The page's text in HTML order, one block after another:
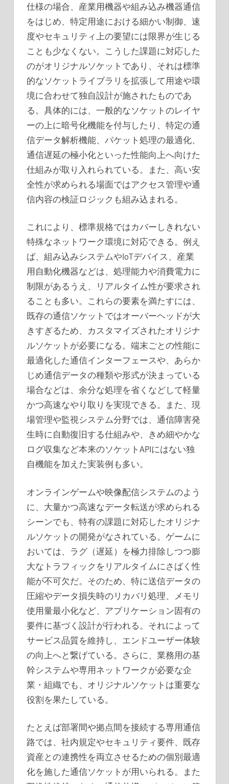
仕様の場合、産業用機器や組み込み機器通信
をはじめ、特定用途における細かい制御、速
度やセキュリティ上の要望には限界が生じる
ことも少なくない。こうした課題に対応した
のがオリジナルソケットであり、それは標準
的なソケットライブラリを拡張して用途や環
境に合わせて独自設計が施されたものであ
る。具体的には、一般的なソケットのレイヤ
ーの上に暗号化機能を付与したり、特定の通
信データ解析機能、パケット処理の最適化、
通信遅延の極小化といった性能向上へ向けた
仕組みが取り入れられている。また、高い安
全性が求められる場面ではアクセス管理や通
信内容の検証ロジックも組み込まれる。
これにより、標準規格ではカバーしきれない
特殊なネットワーク環境に対応できる。例え
ば、組み込みシステムやIoTデバイス、産業
用自動化機器などは、処理能力や消費電力に
制限があるうえ、リアルタイム性が要求され
ることも多い。これらの要素を満たすには、
既存の通信ソケットではオーバーヘッドが大
きすぎるため、カスタマイズされたオリジナ
ルソケットが必要になる。端末ごとの性能に
最適化した通信インターフェースや、あらか
じめ通信データの種類や形式が決まっている
場合などは、余分な処理を省くなどして軽量
かつ高速なやり取りを実現できる。また、現
場管理や監視システム分野では、通信障害発
生時に自動復旧する仕組みや、きめ細やかな
ログ収集など本来のソケットAPIにはない独
自機能を加えた実装例も多い。
オンラインゲームや映像配信システムのよう
に、大量かつ高速なデータ転送が求められる
シーンでも、特有の課題に対応したオリジナ
ルソケットの開発がなされている。ゲームに
おいては、ラグ（遅延）を極力排除しつつ膨
大なトラフィックをリアルタイムにさばく性
能が不可欠だ。そのため、特に送信データの
圧縮やデータ損失時のリカバリ処理、メモリ
使用量最小化など、アプリケーション固有の
要件に基づく設計が行われる。それによって
サービス品質を維持し、エンドユーザー体験
の向上へと繋げている。さらに、業務用の基
幹システムや専用ネットワークが必要な企
業・組織でも、オリジナルソケットは重要な
役割を果たしている。
たとえば部署間や拠点間を接続する専用通信
路では、社内規定やセキュリティ要件、既存
資産との連携性を両立させるための個別最適
化を施した通信ソケットが用いられる。また